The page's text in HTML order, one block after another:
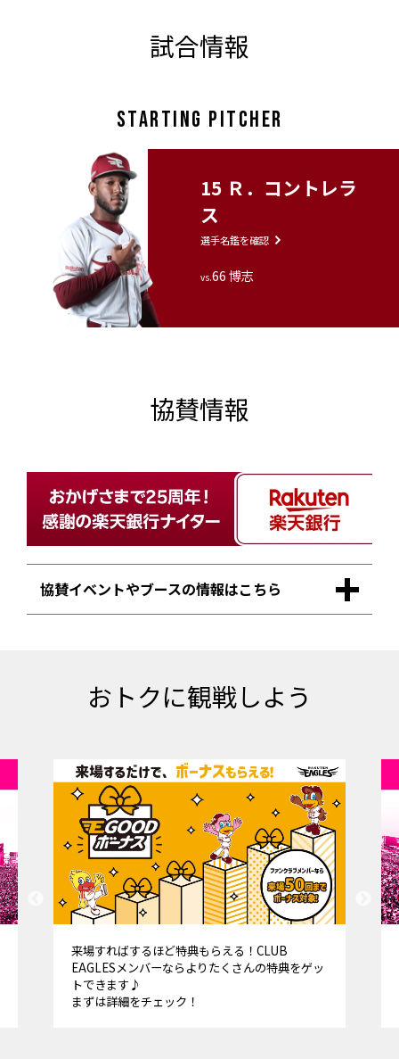
試合情報
STARTING PITCHER
15 Ｒ．コントレラ
ス
選手名鑑を確認
vs.66 博志
協賛情報
協賛イベントやブースの情報はこちら
おトクに観戦しよう
楽天ペイ決済でグッズ購入金額20%をポイントバ
ック！お得に観戦するなら楽天モバイル
「Rakuten最強プラン」がおすすめ！